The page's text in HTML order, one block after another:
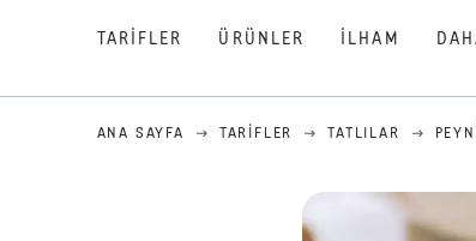
TARIFLER ÜRÜNLER İLHAM
ANA SAYFA TARIFLER TATLILAR